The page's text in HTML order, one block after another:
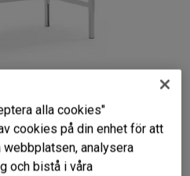
Liknande produkter
alla cookies"
cookies på din enhet för att
analysera
och bistå i våra